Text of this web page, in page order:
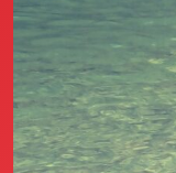
Annunci
Agenzia
Love Notebook